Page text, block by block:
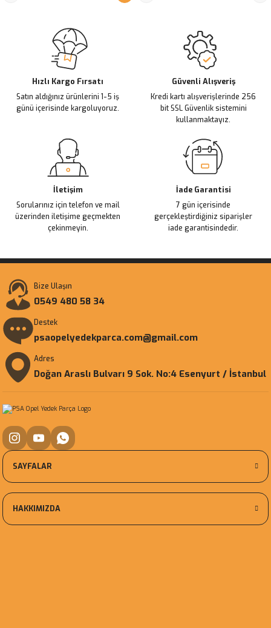
Hızlı Kargo Fırsatı
Satın aldığınız ürünlerini 1-5 iş
günü içerisinde kargoluyoruz.
Güvenli Alışveriş
Kredi kartı alışverişlerinde 256
bit SSL Güvenlik sistemini
kullanmaktayız.
İletişim
Sorularınız için telefon ve mail
üzerinden iletişime geçmekten
çekinmeyin.
İade Garantisi
7 gün içerisinde
gerçekleştirdiğiniz siparişler
iade garantisindedir.
Bize Ulaşın
0549 480 58 34
Destek
psaopelyedekparca.com@gmail.com
Adres
Doğan Araslı Bulvarı 9 Sok. No:4 Esenyurt / İstanbul
SAYFALAR
HAKKIMIZDA